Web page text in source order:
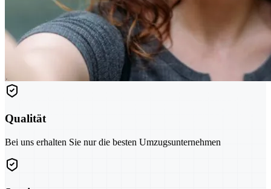
Qualität
Bei uns erhalten Sie nur die besten Umzugsunternehmen